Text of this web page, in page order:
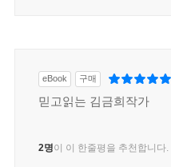
eBook 구매
믿고읽는 김금희작가
2명이 이 한줄평을 추천합니다.